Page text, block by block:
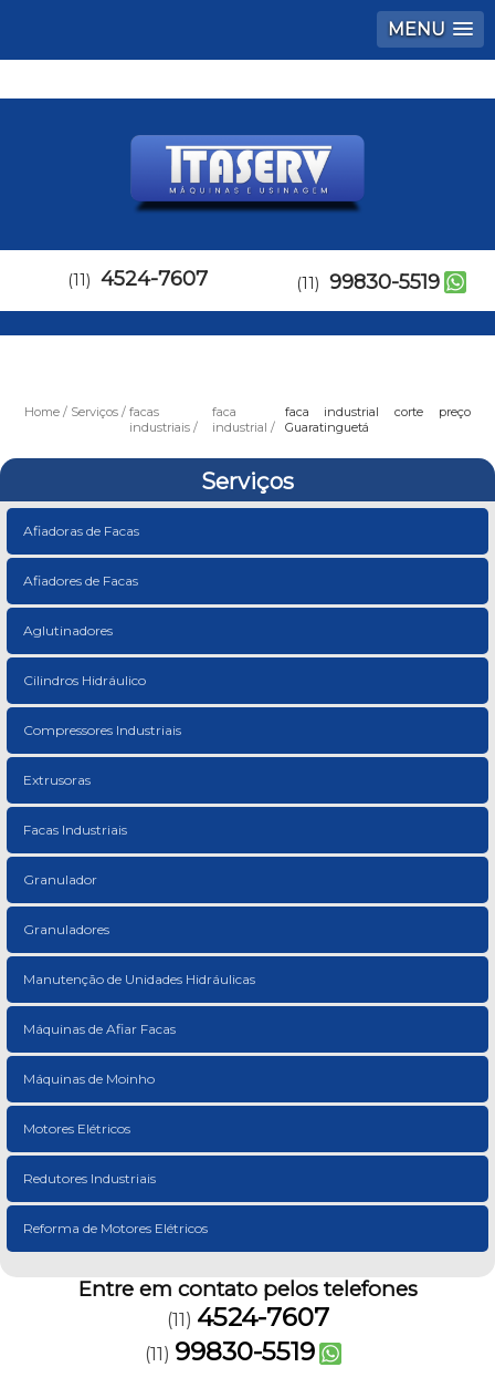
MENU
(11) 4524-7607 (11) 99830-5519
Home Serviços
facas
industriais
faca
industrial
faca industrial corte preço
Guaratinguetá
Serviços
Afiadoras de Facas
Afiadores de Facas
Aglutinadores
Cilindros Hidráulico
Compressores Industriais
Extrusoras
Facas Industriais
Granulador
Granuladores
Manutenção de Unidades Hidráulicas
Máquinas de Afiar Facas
Máquinas de Moinho
Motores Elétricos
Redutores Industriais
Reforma de Motores Elétricos
Entre em contato pelos telefones
(11) 4524-7607
(11) 99830-5519